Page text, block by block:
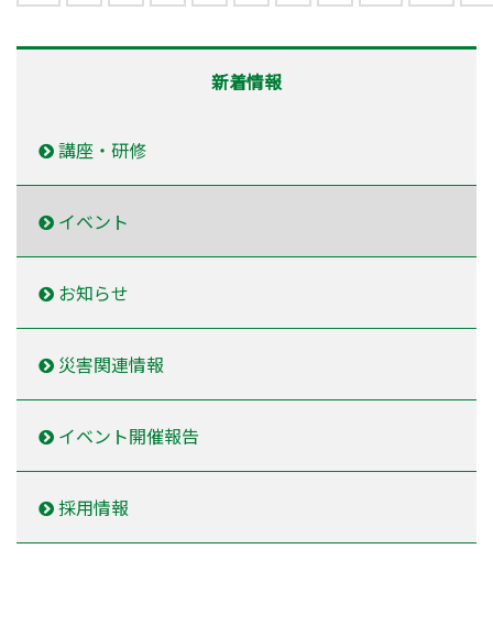
新着情報
講座・研修
イベント
お知らせ
災害関連情報
イベント開催報告
採用情報